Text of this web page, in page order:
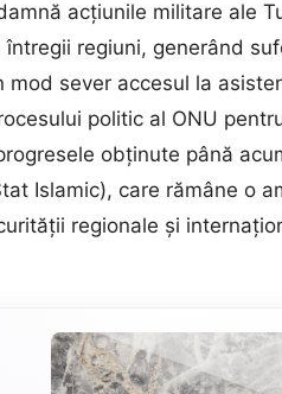
acţiunile militare ale
regiuni, generând
mod sever accesul la
politic al ONU
obţinute până
Islamic), care rămâne o
regionale şi